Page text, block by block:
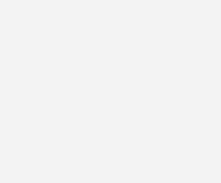
mit V126 in der
jetzt einer der größten und teuersten
zudem mutmaßlich höchsten Anteil an
selbst. Der Aufbau von acht
in der Windbranche derzeit
Klasse macht das Projekt
effizientesten